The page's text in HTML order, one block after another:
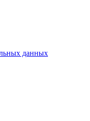
данных